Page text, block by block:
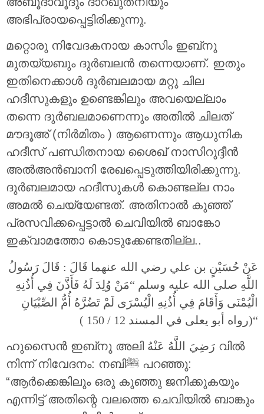
അഭിപ്രായപ്പെട്ടിരിക്കുന്നു.
മറ്റൊരു നിവേദകനായ കാസിം ഇബ്‌നു
മുതയ്യബും ദുർബലൻ തന്നെയാണ്. ഇതും
ഇതിനെക്കാൾ ദുർബലമായ മറ്റു ചില
ഹദീസുകളും ഉണ്ടെങ്കിലും അവയെല്ലാം
തന്നെ ദുർബലമാണെന്നും അതിൽ ചിലത്
മൗദൂഅ് (നിർമിതം ) ആണെന്നും ആധുനിക
ഹദീസ് പണ്ഡിതനായ ശൈഖ് നാസിറുദ്ദീൻ
അൽഅൻബാനി രേഖപ്പെടുത്തിയിരിക്കുന്നു.
ദുർബലമായ ഹദീസുകൾ കൊണ്ടല്ല നാം
അമൽ ചെയ്യേണ്ടത്. അതിനാൽ കുഞ്ഞ്
പ്രസവിക്കപ്പെട്ടാൽ ചെവിയിൽ ബാങ്കോ
ഇക്വാമത്തോ കൊടുക്കേണ്ടതില്ല..
عَنْ حُسَيْنٍ بن علي رضي الله عنهما قَالَ : قَالَ رَسُولُ
اللَّهِ صلى الله عليه وسلم “مَنْ وُلِدَ لَهُ فَأَذَّنَ فِي أُذُنِهِ
الْيُمْنَى وَأَقَامَ فِي أُذُنِهِ الْيُسْرَى لَمْ تَضُرَّهُ أُمُّ الصِّبْيَانِ
“(رواه أبو يعلى في المسند 12 / 150 )
ഹുസൈൻ ഇബ്‌നു അലി رَضِيَ اللَّهُ عَنْهُ വിൽ
നിന്ന് നിവേദനം: നബിﷺ പറഞ്ഞു:
“ആർക്കെങ്കിലും ഒരു കുഞ്ഞു ജനിക്കുകയും
എന്നിട്ട് അതിന്റെ വലത്തെ ചെവിയിൽ ബാങ്കും